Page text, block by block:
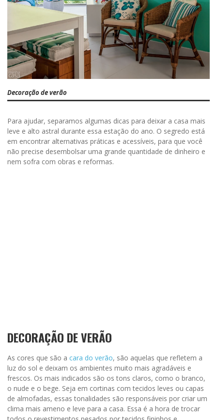
Decoração de verão
Para ajudar, separamos algumas dicas para deixar a casa mais
leve e alto astral durante essa estação do ano. O segredo está
em encontrar alternativas práticas e acessíveis, para que você
não precise desembolsar uma grande quantidade de dinheiro e
nem sofra com obras e reformas.
DECORAÇÃO DE VERÃO
As cores que são a cara do verão, são aquelas que refletem a
luz do sol e deixam os ambientes muito mais agradáveis e
frescos. Os mais indicados são os tons claros, como o branco,
o nude e o bege. Seja em cortinas com tecidos leves ou capas
de almofadas, essas tonalidades são responsáveis por criar um
clima mais ameno e leve para a casa. Essa é a hora de trocar